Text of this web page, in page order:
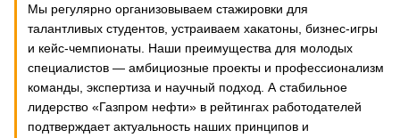
Мы регулярно организовываем стажировки для
талантливых студентов, устраиваем хакатоны, бизнес-игры
и кейс-чемпионаты. Наши преимущества для молодых
специалистов — амбициозные проекты и профессионализм
команды, экспертиза и научный подход. А стабильное
лидерство «Газпром нефти» в рейтингах работодателей
подтверждает актуальность наших принципов и